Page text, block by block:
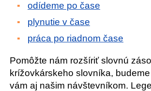
odídeme po čase
plynutie v čase
práca po riadnom čase
Pomôžte nám rozšíriť slovnú
krížovkárskeho slovníka,
vám aj našim návštevníkom.